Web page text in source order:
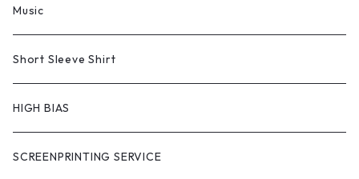
Music
Short Sleeve Shirt
HIGH BIAS
SCREENPRINTING SERVICE